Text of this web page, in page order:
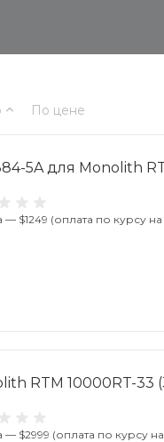
По цене
5A для Monolith
— $1249 (оплата по курсу
RTM 10000RT-33
— $2999 (оплата по курсу